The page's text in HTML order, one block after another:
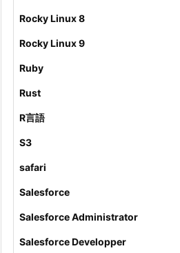
Rocky Linux 8
Rocky Linux 9
Ruby
Rust
R言語
S3
safari
Salesforce
Salesforce Administrator
Salesforce Developper